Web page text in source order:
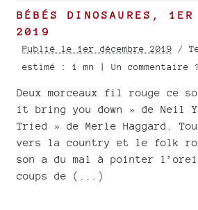
BÉBÉS DINOSAURES, 1ER
2019
Publié le 1er décembre 2019 /
estimé : 1 mn | Un commentaire
Deux morceaux fil rouge ce
it bring you down » de Neil
Tried » de Merle Haggard.
vers la country et le folk
son a du mal à pointer
coups de (...)